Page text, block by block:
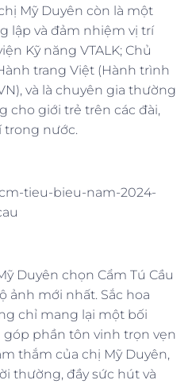
Mỹ Duyên còn là một
lập và đảm nhiệm vị trí
Kỹ năng VTALK; Chủ
trang Việt (Hành trình
và là chuyên gia thường
cho giới trẻ trên các đài,
trong nước.
Duyên chọn Cẩm Tú Cầu
ảnh mới nhất. Sắc hoa
chỉ mang lại một bối
phần tôn vinh trọn vẹn
thắm của chị Mỹ Duyên,
thường, đầy sức hút và